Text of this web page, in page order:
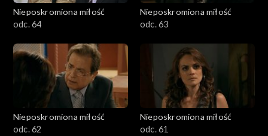
Nieposkromiona miłość
odc. 64
Nieposkromiona miłość
odc. 63
Nieposkromiona miłość
odc. 62
Nieposkromiona miłość
odc. 61